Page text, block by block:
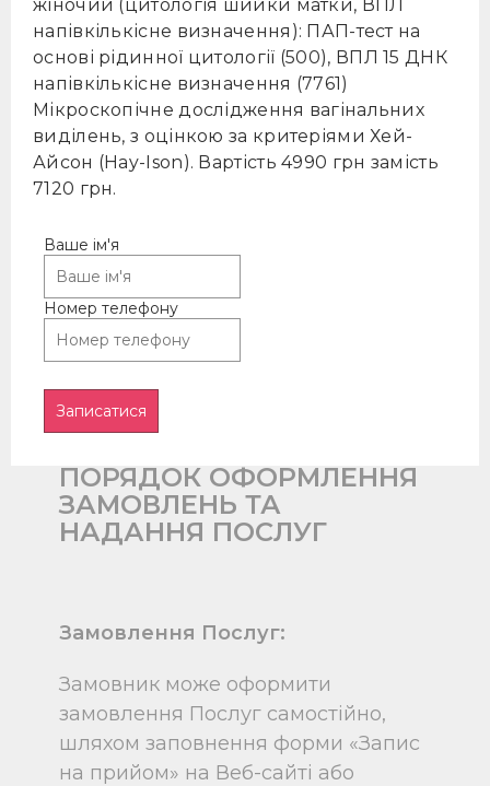
встановлені цим публічним
договором.
Замовник має право:
На отримання повної інформації
про Виконавця, про обсяг та зміст
Відмовитись від отримання
Послуги (частини Послуги) в будь-
який момент дії Договору,
попередньо сплативши всі
фактично надані на момент
відмови Послуги.
ПОРЯДОК ОФОРМЛЕННЯ
ЗАМОВЛЕНЬ ТА
НАДАННЯ ПОСЛУГ
Замовлення Послуг:
Замовник може оформити
замовлення Послуг самостійно,
шляхом заповнення форми «Запис
на прийом» на Веб-сайті або
жіночий (цитологія шийки матки, ВПЛ
напівкількісне визначення): ПАП-тест на
основі рідинної цитології (500), ВПЛ 15 ДНК
напівкількісне визначення (7761)
Мікроскoпічне дослідження вагінальних
виділень, з оцінкою за критеріями Хей-
Айсон (Hay-Ison). Вартість 4990 грн замість
7120 грн.
Ваше ім'я
Номер телефону